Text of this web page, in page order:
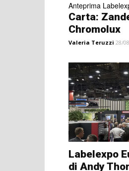
Anteprima
Carta:
Chromolux
Valeria Teruzzi 28/
Labelexpo
di Andy